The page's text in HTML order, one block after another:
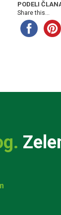
PODELI
Share this...